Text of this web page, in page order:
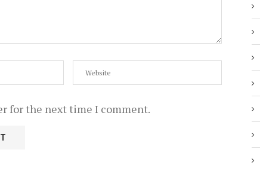
for the next time I comment.